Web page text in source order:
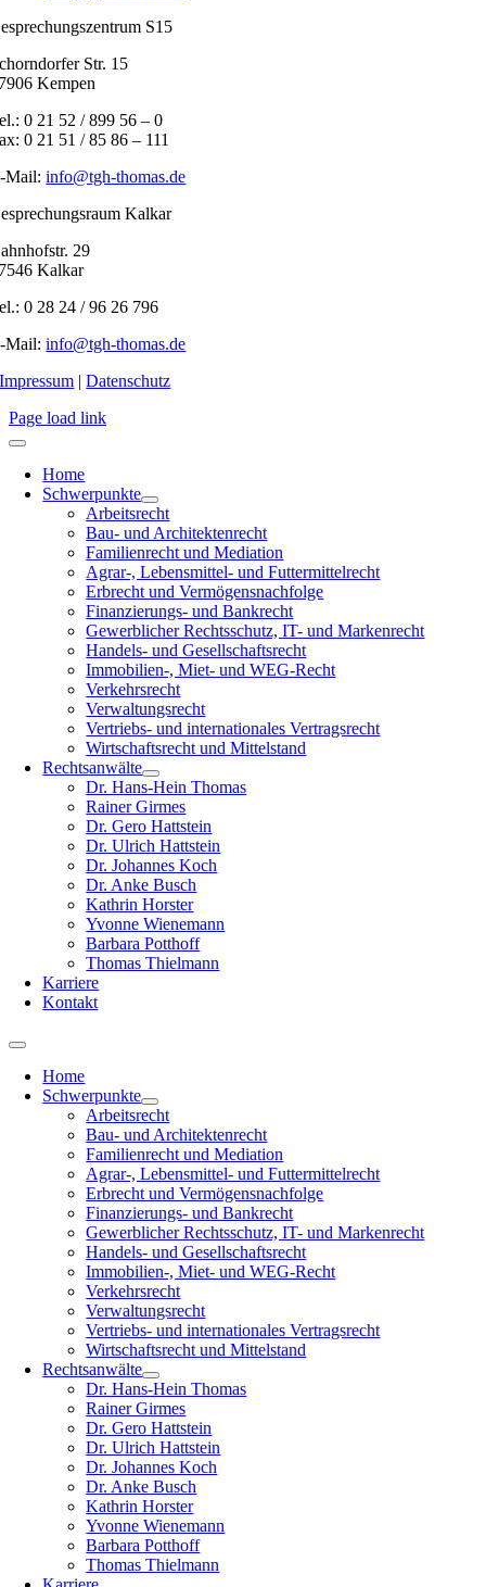
S15
Str. 15
Kempen
0 21 52 / 899 56 – 0
0 21 51 / 85 86 – 111
Mail:info@tgh-thomas.de
Kalkar
29
Kalkar
0 28 24 / 96 26 796
Mail:info@tgh-thomas.de
Impressum |Datenschutz
Page load link
Home
Schwerpunkte
Arbeitsrecht
Bau- und Architektenrecht
Familienrecht und Mediation
Agrar-, Lebensmittel- und Futtermittelrecht
Erbrecht und Vermögensnachfolge
Finanzierungs- und Bankrecht
Gewerblicher Rechtsschutz, IT- und Markenrecht
Handels- und Gesellschaftsrecht
Immobilien-, Miet- und WEG-Recht
Verkehrsrecht
Verwaltungsrecht
Vertriebs- und internationales Vertragsrecht
Wirtschaftsrecht und Mittelstand
Rechtsanwälte
Dr. Hans-Hein Thomas
Rainer Girmes
Dr. Gero Hattstein
Dr. Ulrich Hattstein
Dr. Johannes Koch
Dr. Anke Busch
Kathrin Horster
Yvonne Wienemann
Barbara Potthoff
Thomas Thielmann
Karriere
Kontakt
Home
Schwerpunkte
Arbeitsrecht
Bau- und Architektenrecht
Familienrecht und Mediation
Agrar-, Lebensmittel- und Futtermittelrecht
Erbrecht und Vermögensnachfolge
Finanzierungs- und Bankrecht
Gewerblicher Rechtsschutz, IT- und Markenrecht
Handels- und Gesellschaftsrecht
Immobilien-, Miet- und WEG-Recht
Verkehrsrecht
Verwaltungsrecht
Vertriebs- und internationales Vertragsrecht
Wirtschaftsrecht und Mittelstand
Rechtsanwälte
Dr. Hans-Hein Thomas
Rainer Girmes
Dr. Gero Hattstein
Dr. Ulrich Hattstein
Dr. Johannes Koch
Dr. Anke Busch
Kathrin Horster
Yvonne Wienemann
Barbara Potthoff
Thomas Thielmann